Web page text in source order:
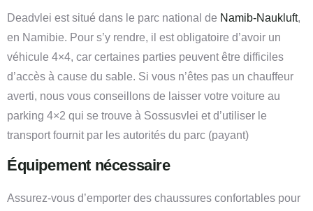
Deadvlei est situé dans le parc national de Namib-Naukluft,
en Namibie. Pour s’y rendre, il est obligatoire d’avoir un
véhicule 4×4, car certaines parties peuvent être difficiles
d’accès à cause du sable. Si vous n’êtes pas un chauffeur
averti, nous vous conseillons de laisser votre voiture au
parking 4×2 qui se trouve à Sossusvlei et d’utiliser le
transport fournit par les autorités du parc (payant)
Équipement nécessaire
Assurez-vous d’emporter des chaussures confortables pour